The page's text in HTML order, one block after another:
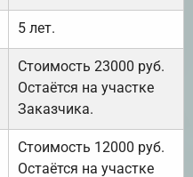
5 лет.
Стоимость 23000 руб.
Остаётся на участке
Заказчика.
Стоимость 12000 руб.
Остаётся на участке